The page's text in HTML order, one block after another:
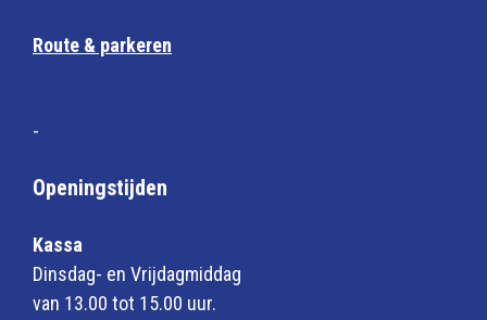
Route & parkeren
-
Openingstijden
Kassa
Dinsdag- en Vrijdagmiddag
van 13.00 tot 15.00 uur.